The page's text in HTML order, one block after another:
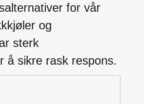
for vår
og
sterk
å sikre rask respons.